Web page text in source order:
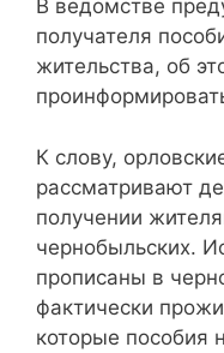
В ведомстве
получателя
жительства, об
К слову,
рассматривают
получении
чернобыльских.
прописаны в
фактически
которые пособия